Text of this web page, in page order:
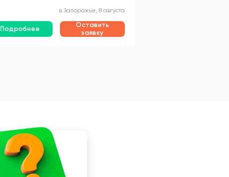
в Запорожье, 8 августа
Подробнее
Оставить
заявку